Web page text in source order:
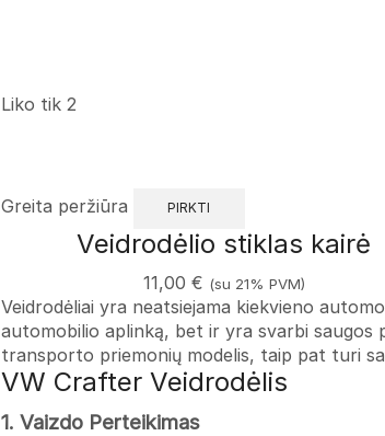
Liko tik 2
Greita peržiūra PIRKTI
Veidrodėlio stiklas kairė
11,00 € (su 21% PVM)
Veidrodėliai yra neatsiejama kiekvieno
automobilio aplinką, bet ir yra svarbi saugos
transporto priemonių modelis, taip pat turi
VW Crafter Veidrodėlis
1. Vaizdo Perteikimas